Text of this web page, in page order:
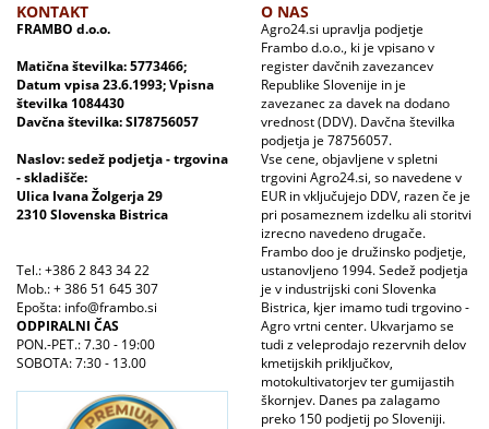
KONTAKT
FRAMBO d.o.o.
Matična številka: 5773466;
Datum vpisa 23.6.1993; Vpisna
številka 1084430
Davčna številka: SI78756057
Naslov: sedež podjetja - trgovina
- skladišče:
Ulica Ivana Žolgerja 29
2310 Slovenska Bistrica
Tel.: +386 2 843 34 22
Mob.: + 386 51 645 307
Epošta: info@frambo.si
ODPIRALNI ČAS
PON.-PET.: 7.30 - 19:00
SOBOTA: 7:30 - 13.00
O NAS
Agro24.si upravlja podjetje
Frambo d.o.o., ki je vpisano v
register davčnih zavezancev
Republike Slovenije in je
zavezanec za davek na dodano
vrednost (DDV). Davčna številka
podjetja je 78756057.
Vse cene, objavljene v spletni
trgovini Agro24.si, so navedene v
EUR in vključujejo DDV, razen če je
pri posameznem izdelku ali storitvi
izrecno navedeno drugače.
Frambo doo je družinsko podjetje,
ustanovljeno 1994. Sedež podjetja
je v industrijski coni Slovenka
Bistrica, kjer imamo tudi trgovino -
Agro vrtni center. Ukvarjamo se
tudi z veleprodajo rezervnih delov
kmetijskih priključkov,
motokultivatorjev ter gumijastih
škornjev. Danes pa zalagamo
preko 150 podjetij po Sloveniji.